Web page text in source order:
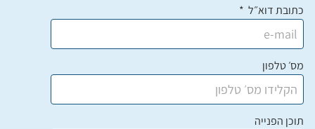
כתובת דוא״ל
מס׳ טלפון
תוכן הפנייה